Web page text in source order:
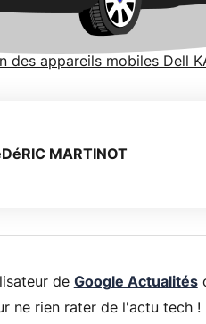
des appareils mobiles Dell
MARTINOT
de Google Actualités
ne rien rater de l'actu tech !